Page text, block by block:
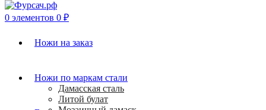
0 элементов 0 ₽
Ножи на заказ
Ножи по маркам стали
Дамасская сталь
Литой булат